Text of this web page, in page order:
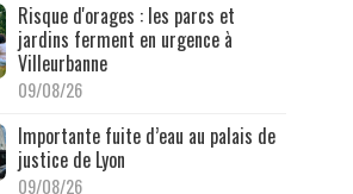
Risque d'orages : les parcs et
jardins ferment en urgence à
Villeurbanne
09/08/26
Importante fuite d’eau au palais de
justice de Lyon
09/08/26